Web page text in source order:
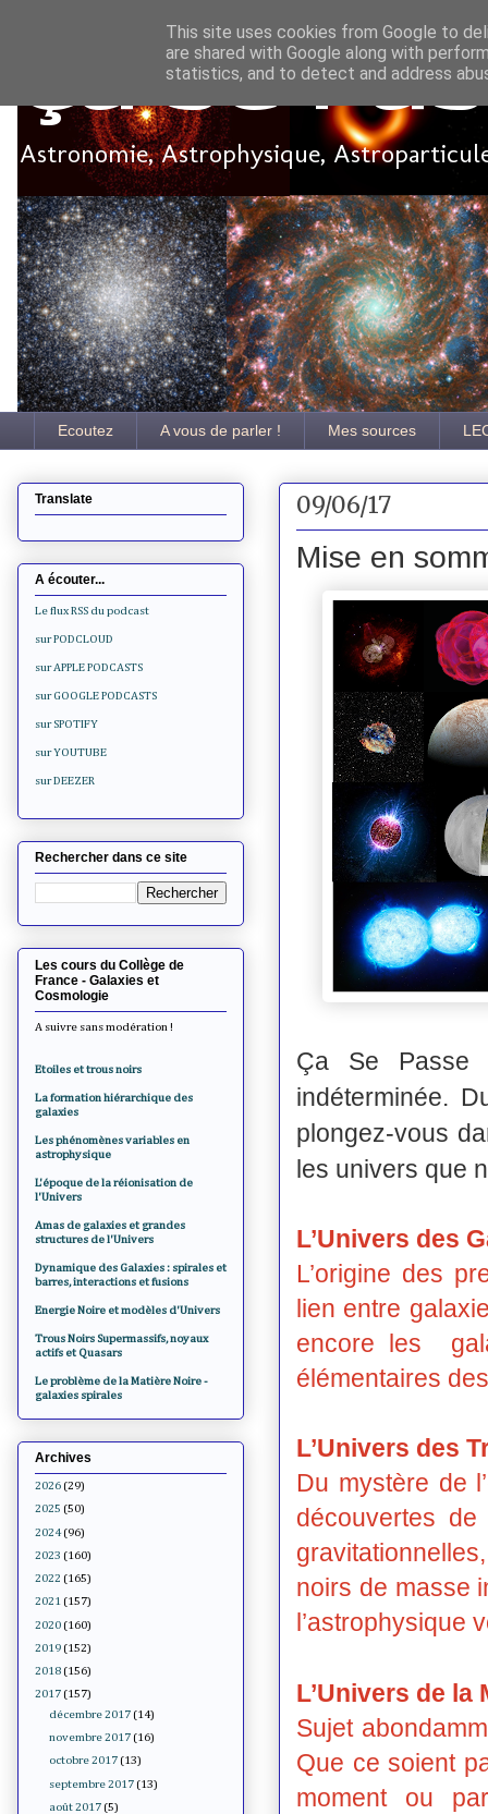
Ça se
Astronomie, Astrophysique,
Ecoutez A vous de parler ! Mes sources
09/06/17
Mise en
Ça Se Passe
indéterminée.
plongez-vous
les univers que
L’Univers des
L’origine des
lien entre
encore les
élémentaires
L’Univers des
Du mystère de
découvertes
noirs de masse
l’astrophysique
L’Univers de la
Sujet
Que ce soient
moment ou
Translate
A écouter...
Le flux RSS du podcast
sur PODCLOUD
sur APPLE PODCASTS
sur GOOGLE PODCASTS
sur SPOTIFY
sur YOUTUBE
sur DEEZER
Rechercher dans ce site
Les cours du Collège de
France - Galaxies et
Cosmologie
A suivre sans modération !
Etoiles et trous noirs
La formation hiérarchique des
galaxies
Les phénomènes variables en
astrophysique
L'époque de la réionisation de
l'Univers
Amas de galaxies et grandes
structures de l'Univers
Dynamique des Galaxies : spirales et
barres, interactions et fusions
Energie Noire et modèles d'Univers
Trous Noirs Supermassifs, noyaux
actifs et Quasars
Le problème de la Matière Noire -
galaxies spirales
Archives
2026 (29)
2025 (50)
2024 (96)
2023 (160)
2022 (165)
2021 (157)
2020 (160)
2019 (152)
2018 (156)
2017 (157)
décembre 2017 (14)
novembre 2017 (16)
octobre 2017 (13)
septembre 2017 (13)
août 2017 (5)
This site uses cookies from Google to
are shared with Google along with
statistics, and to detect and address